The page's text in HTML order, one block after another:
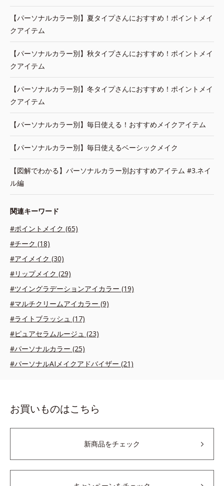
【パーソナルカラー別】夏タイプさんにおすすめ！ポイントメイ
クアイテム
【パーソナルカラー別】秋タイプさんにおすすめ！ポイントメイ
クアイテム
【パーソナルカラー別】冬タイプさんにおすすめ！ポイントメイ
クアイテム
【パーソナルカラー別】毎日使える！おすすめメイクアイテム
【パーソナルカラー別】毎日使えるベーシックメイク
【図解でわかる】パーソナルカラー別おすすめアイテム #3.ネイ
ル編
関連キーワード
#ポイントメイク (65)
#チーク (18)
#アイメイク (30)
#リップメイク (29)
#ツイングラデーションアイカラー (19)
#マルチクリームアイカラー (9)
#ライトブラッシュ (17)
#ピュアセラムルージュ (23)
#パーソナルカラー (25)
#パーソナルAIメイクアドバイザー (21)
お買いものはこちら
新商品をチェック